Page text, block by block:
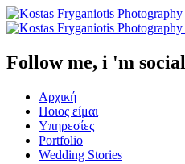
Follow me, i 'm social
Αρχική
Ποιος είμαι
Υπηρεσίες
Portfolio
Wedding Stories